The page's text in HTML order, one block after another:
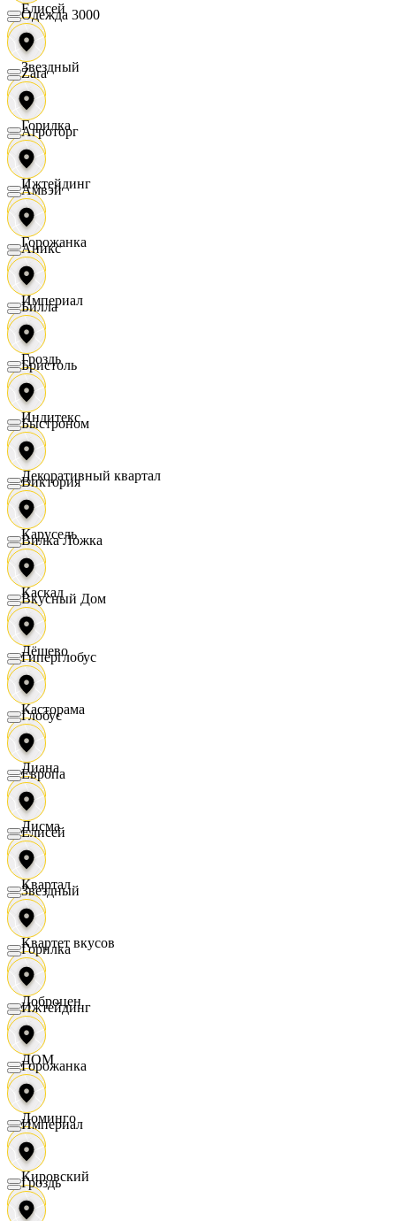
Елисей
Звездный
Горилка
Ижтейдинг
Горожанка
Империал
Гроздь
Индитекс
Декоративный квартал
Карусель
Каскад
Дёшево
Касторама
Диана
Дисма
Квартал
Квартет вкусов
Доброцен
ДОМ
Доминго
Кировский
Одежда 3000
Zara
Агроторг
Амвэй
Аникс
Билла
Бристоль
Быстроном
Виктория
Вилка Ложка
Вкусный Дом
Гиперглобус
Глобус
Европа
Елисей
Звездный
Горилка
Ижтейдинг
Горожанка
Империал
Гроздь